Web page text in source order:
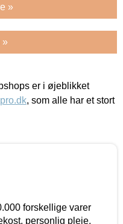
»
»
er i øjeblikket
, som alle har et stort
forskellige varer
personlig pleje,